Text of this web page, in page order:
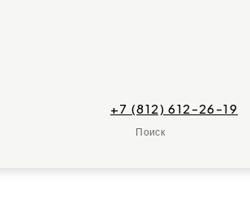
+7 (812) 612-26-19
Поиск